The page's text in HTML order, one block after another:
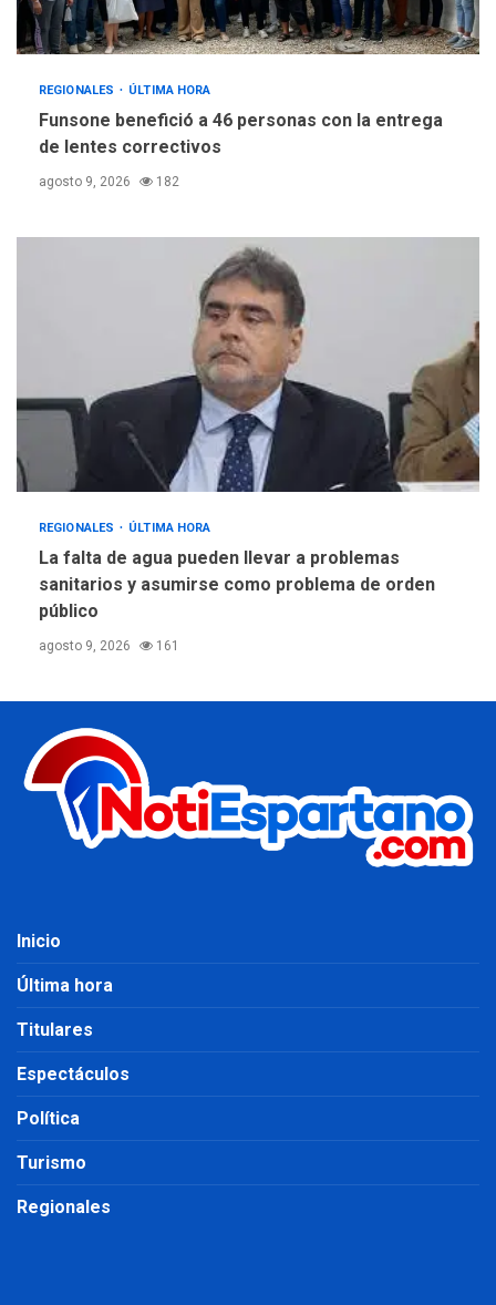
REGIONALES ÚLTIMA HORA
Funsone benefició a 46 personas con la entrega
de lentes correctivos
agosto 9, 2026 182
REGIONALES ÚLTIMA HORA
La falta de agua pueden llevar a problemas
sanitarios y asumirse como problema de orden
público
agosto 9, 2026 161
Inicio
Última hora
Titulares
Espectáculos
Política
Turismo
Regionales